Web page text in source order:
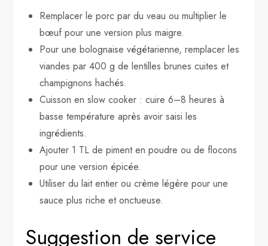
Remplacer le porc par du veau ou multiplier le
bœuf pour une version plus maigre.
Pour une bolognaise végétarienne, remplacer les
viandes par 400 g de lentilles brunes cuites et
champignons hachés.
Cuisson en slow cooker : cuire 6–8 heures à
basse température après avoir saisi les
ingrédients.
Ajouter 1 TL de piment en poudre ou de flocons
pour une version épicée.
Utiliser du lait entier ou crème légère pour une
sauce plus riche et onctueuse.
Suggestion de service